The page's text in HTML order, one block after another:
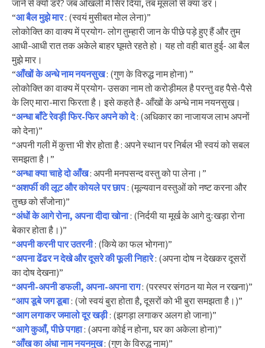
जाने से क्यों डरें? जब ओखली में सिर दिया, तब मूसलों से क्या डर।
“आ बैल मुझे मार: (स्वयं मुसीबत मोल लेना)”
लोकोक्ति का वाक्य में प्रयोग- लोग तुम्हारी जान के पीछे पड़े हुए हैं और तुम
आधी-आधी रात तक अकेले बाहर घूमते रहते हो। यह तो वही बात हुई- आ बैल
मुझे मार।
“आँखों के अन्धे नाम नयनसुख: (गुण के विरुद्ध नाम होना) ”
लोकोक्ति का वाक्य में प्रयोग- उसका नाम तो करोड़ीमल है परन्तु वह पैसे-पैसे
के लिए मारा-मारा फिरता है। इसे कहते है- आँखों के अन्धे नाम नयनसुख।
“अन्धा बाँटे रेवड़ी फिर-फिर अपने को दे: (अधिकार का नाजायज लाभ अपनों
को देना)”
“अपनी गली में कुत्ता भी शेर होता है : अपने स्थान पर निर्बल भी स्वयं को सबल
समझता है।”
“अन्धा क्या चाहे दो आँख: अपनी मनपसन्द वस्तु को पा लेना।”
“अशर्फी की लूट और कोयले पर छाप: (मूल्यवान वस्तुओं को नष्ट करना और
तुच्छ को सँजोना)”
“अंधों के आगे रोना, अपना दीदा खोना: (निर्दयी या मूर्ख के आगे दुःखड़ा रोना
बेकार होता है।)”
“अपनी करनी पार उतरनी: (किये का फल भोगना)”
“अपना ढेंढर न देखे और दूसरे की फूली निहारे: (अपना दोष न देखकर दूसरों
का दोष देखना)”
“अपनी-अपनी डफली, अपना-अपना राग: (परस्पर संगठन या मेल न रखना)”
“आप डूबे जग डूबा: (जो स्वयं बुरा होता है, दूसरों को भी बुरा समझता है।)”
“आग लगाकर जमालो दूर खड़ी: (झगड़ा लगाकर अलग हो जाना)”
“आगे कुआँ, पीछे पगहा: (अपना कोई न होना, घर का अकेला होना)”
“आँख का अंधा नाम नयनमुख: (गुण के विरुद्ध नाम)”